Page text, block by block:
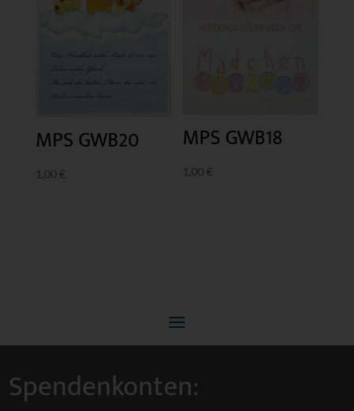
MPS GWB20
1,00 €
MPS GWB18
1,00 €
Spendenkonten: